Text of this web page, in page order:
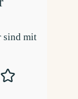
sind mit